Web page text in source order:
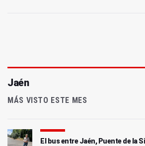
Jaén
MÁS VISTO ESTE MES
El bus entre Jaén, Puente de la